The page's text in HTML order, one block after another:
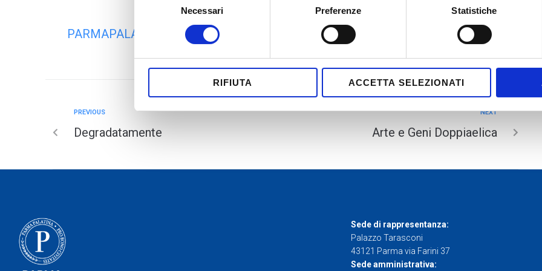
Necessari Preferenze Statistiche
RIFIUTA ACCETTA SELEZIONATI
PARMAPALATINA
PREVIOUS
Degradatamente
NEXT
Arte e Geni Doppiaelica
Sede di rappresentanza:
Palazzo Tarasconi
43121 Parma via Farini 37
Sede amministrativa: